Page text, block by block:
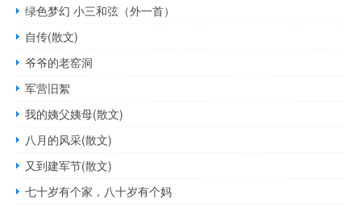
绿色梦幻 小三和弦（外一首）
自传(散文)
爷爷的老窑洞
军营旧絮
我的姨父姨母(散文)
八月的风采(散文)
又到建军节(散文)
七十岁有个家，八十岁有个妈